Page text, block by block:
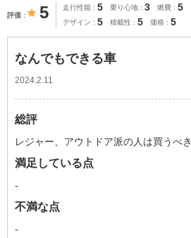
評価 5 走行性能 5 乗り心地 3 燃費 5
デザイン 5 積載性 5 価格 5
なんでもできる車
2024.2.11
総評
レジャー、アウトドア派の人は買うべき
満足している点
-
不満な点
-